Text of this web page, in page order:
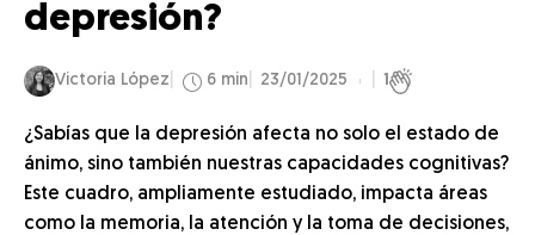
depresión?
Victoria López 6 min 23/01/2025 1
¿Sabías que la depresión afecta no solo el estado de
ánimo, sino también nuestras capacidades cognitivas?
Este cuadro, ampliamente estudiado, impacta áreas
como la memoria, la atención y la toma de decisiones,